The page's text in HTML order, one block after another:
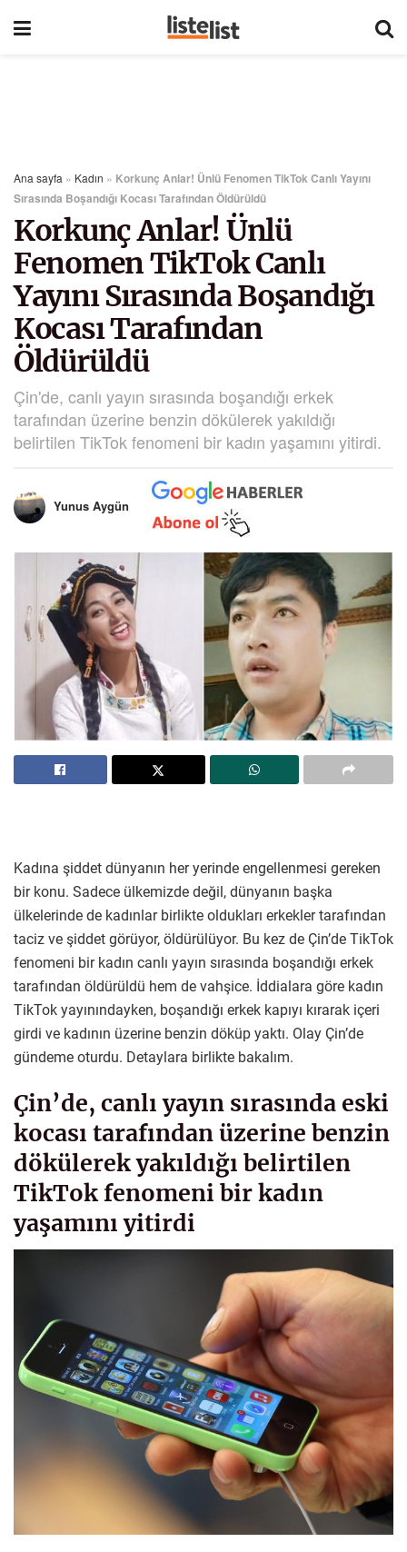
Ana sayfa » Kadın » Korkunç Anlar! Ünlü Fenomen TikTok Canlı Yayını
Sırasında Boşandığı Kocası Tarafından Öldürüldü
Korkunç Anlar! Ünlü
Fenomen TikTok Canlı
Yayını Sırasında Boşandığı
Kocası Tarafından
Öldürüldü
Çin'de, canlı yayın sırasında boşandığı erkek
tarafından üzerine benzin dökülerek yakıldığı
belirtilen TikTok fenomeni bir kadın yaşamını yitirdi.
Yunus Aygün
Kadına şiddet dünyanın her yerinde engellenmesi gereken
bir konu. Sadece ülkemizde değil, dünyanın başka
ülkelerinde de kadınlar birlikte oldukları erkekler tarafından
taciz ve şiddet görüyor, öldürülüyor. Bu kez de Çin’de TikTok
fenomeni bir kadın canlı yayın sırasında boşandığı erkek
tarafından öldürüldü hem de vahşice. İddialara göre kadın
TikTok yayınındayken, boşandığı erkek kapıyı kırarak içeri
girdi ve kadının üzerine benzin döküp yaktı. Olay Çin’de
gündeme oturdu. Detaylara birlikte bakalım.
Çin’de, canlı yayın sırasında eski
kocası tarafından üzerine benzin
dökülerek yakıldığı belirtilen
TikTok fenomeni bir kadın
yaşamını yitirdi